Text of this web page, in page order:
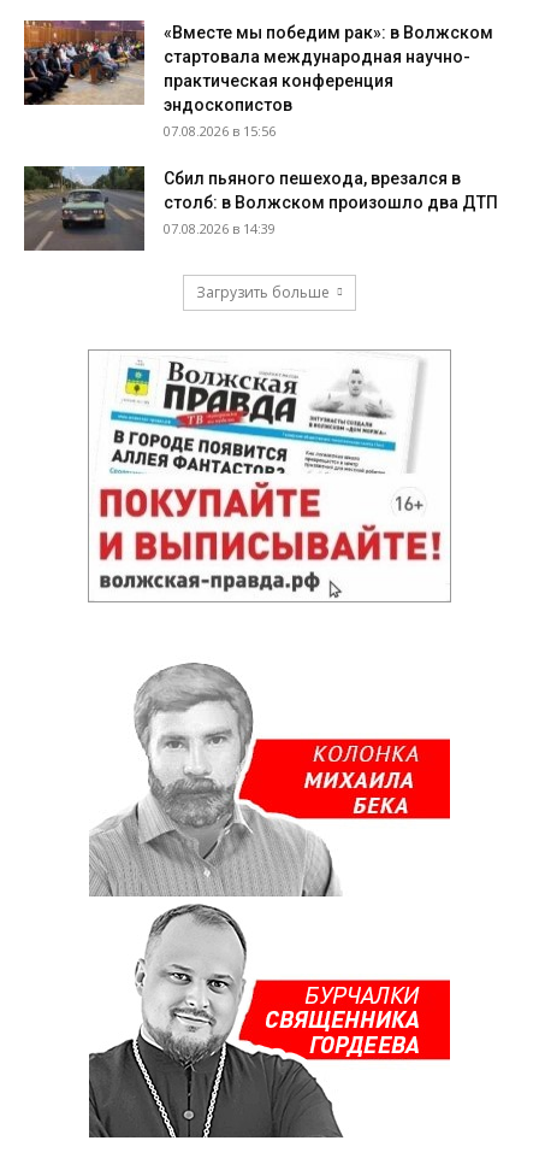
«Вместе мы победим рак»: в Волжском
стартовала международная научно-
практическая конференция
эндоскопистов
07.08.2026 в 15:56
Сбил пьяного пешехода, врезался в
столб: в Волжском произошло два ДТП
07.08.2026 в 14:39
Загрузить больше